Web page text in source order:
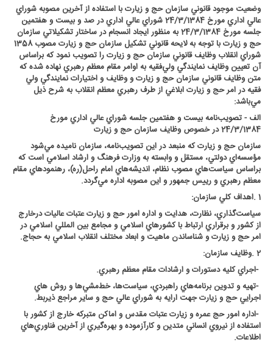
وضعيت موجود قانوني سازمان حج و زيارت با استفاده از آخرين مصوبه شوراي
عالي اداري مورخ 24/3/1384 شوراي عالي اداري در صد و بيست و هفتمين
جلسه مورخ 24/3/1384 به منظور ايجاد انسجام در ساختار تشكيلاتي سازمان
حج و زيارت با توجه به لايحه قانوني تشكيل سازمان حج و زيارت مصوب 1358
شوراي انقلاب وظايف قانوني سازمان حج و زيارت را تصويب نمود كه براساس
آن تعيين وظايف نمايندگي ولي‌فقيه به اوامر مقام معظم رهبري نهاده شده كه
متن وظايف قانوني سازمان حج و زيارت و وظايف و اختيارات نمايندگي ولي
فقيه در امر حج و زيارت ابلاغي از طرف رهبري معظم انقلاب به شرح ذيل
مي‌باشد:
الف - تصويب‌نامه بيست‌ و هفتمين جلسه شوراي عالي اداري مورخ
24/3/1384 در خصوص وظايف سازمان حج و زيارت
سازمان حج و زيارت كه منبعد در اين تصويب‌نامه، سازمان ناميده مي‌شود
مؤسسه‌اي دولتي، مستقل و وابسته به وزارت فرهنگ و ارشاد اسلامي است كه
براساس سياست‌هاي مصوب نظام، انديشه‌هاي امام راحل(ره)، رهنمودهاي مقام
معظم رهبري و رييس جمهور و اين مصوبه اداره مي‌گردد.
1
.اهداف كلي سازمان:
سياست‌گذاري، نظارت، هدايت و اداره امور حج و زيارت عتبات عاليات درخارج
از كشور و برقراري ارتباط با كشورهاي اسلامي و مجامع بين المللي اسلامي در
امر حج و زيارت و شناساندن ماهيت و ابعاد مختلف انقلاب اسلامي به حجاج.
2
.وظايف سازمان:
-اجراي كليه دستورات و ارشادات مقام معظم رهبري.
-تهيه و تدوين برنامه‌هاي راهبردي، سياست‌ها، خط‌مشي‌ها و روش هاي
اجرايي حج و زيارت جهت ارايه به شوراي عالي حج و ساير مراجع ذيربط.
-اداره امور حج عمره و زيارت عتبات مقدس و اماكن متبركه خارج از كشور با
استفاده از نيروي انساني متدين و كارآزموده و بهره‌گيري از آخرين فناوري‌هاي
اطلاعات.